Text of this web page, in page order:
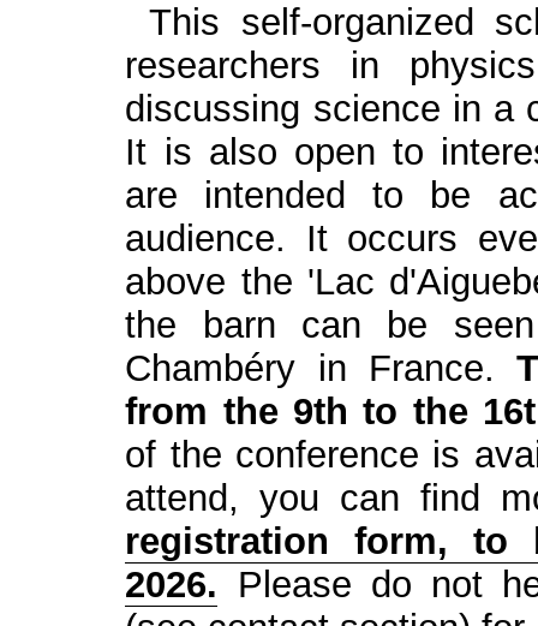
This self-organized
researchers in
discussing science in a
It is also open to
are intended to be
audience. It occurs
above the 'Lac
the barn can be
Chambéry in France.
from the 9th to the
of the conference is
attend, you can find
registration form, to
2026. Please do not